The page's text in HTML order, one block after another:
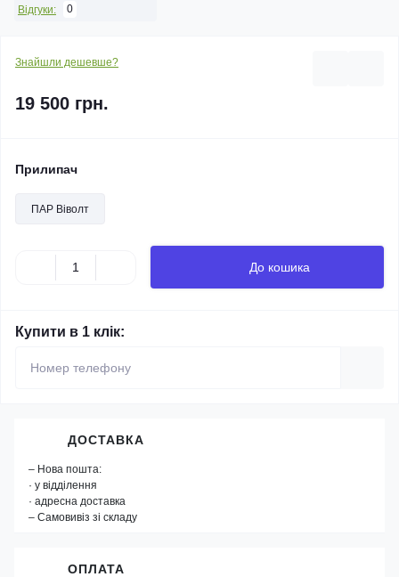
Відгуки: 0
Знайшли дешевше?
19 500 грн.
Прилипач
ПАР Віволт
До кошика
Купити в 1 клік:
ДОСТАВКА
– Нова пошта:
· у відділення
· адресна доставка
– Самовивіз зі складу
ОПЛАТА